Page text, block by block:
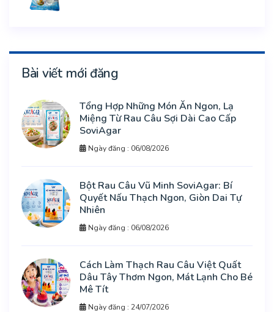
Bài viết mới đăng
Tổng Hợp Những Món Ăn Ngon, Lạ
Miệng Từ Rau Câu Sợi Dài Cao Cấp
SoviAgar
Ngày đăng : 06/08/2026
Bột Rau Câu Vũ Minh SoviAgar: Bí
Quyết Nấu Thạch Ngon, Giòn Dai Tự
Nhiên
Ngày đăng : 06/08/2026
Cách Làm Thạch Rau Câu Việt Quất
Dâu Tây Thơm Ngon, Mát Lạnh Cho Bé
Mê Tít
Ngày đăng : 24/07/2026